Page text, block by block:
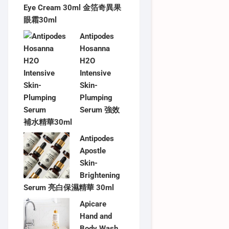
Eye Cream 30ml 金箔奇異果
眼霜30ml
Antipodes
Hosanna
H2O
Intensive
Skin-
Plumping
Serum 強效
補水精華30ml
Antipodes
Apostle
Skin-
Brightening
Serum 亮白保濕精華 30ml
Apicare
Hand and